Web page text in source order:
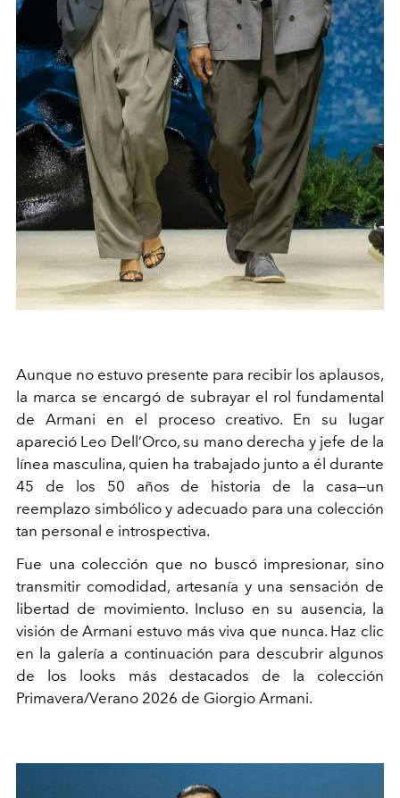
Aunque no estuvo presente para recibir los aplausos,
la marca se encargó de subrayar el rol fundamental
de Armani en el proceso creativo. En su lugar
apareció Leo Dell’Orco, su mano derecha y jefe de la
línea masculina, quien ha trabajado junto a él durante
45 de los 50 años de historia de la casa—un
reemplazo simbólico y adecuado para una colección
tan personal e introspectiva.
Fue una colección que no buscó impresionar, sino
transmitir comodidad, artesanía y una sensación de
libertad de movimiento. Incluso en su ausencia, la
visión de Armani estuvo más viva que nunca. Haz clic
en la galería a continuación para descubrir algunos
de los looks más destacados de la colección
Primavera/Verano 2026 de Giorgio Armani.